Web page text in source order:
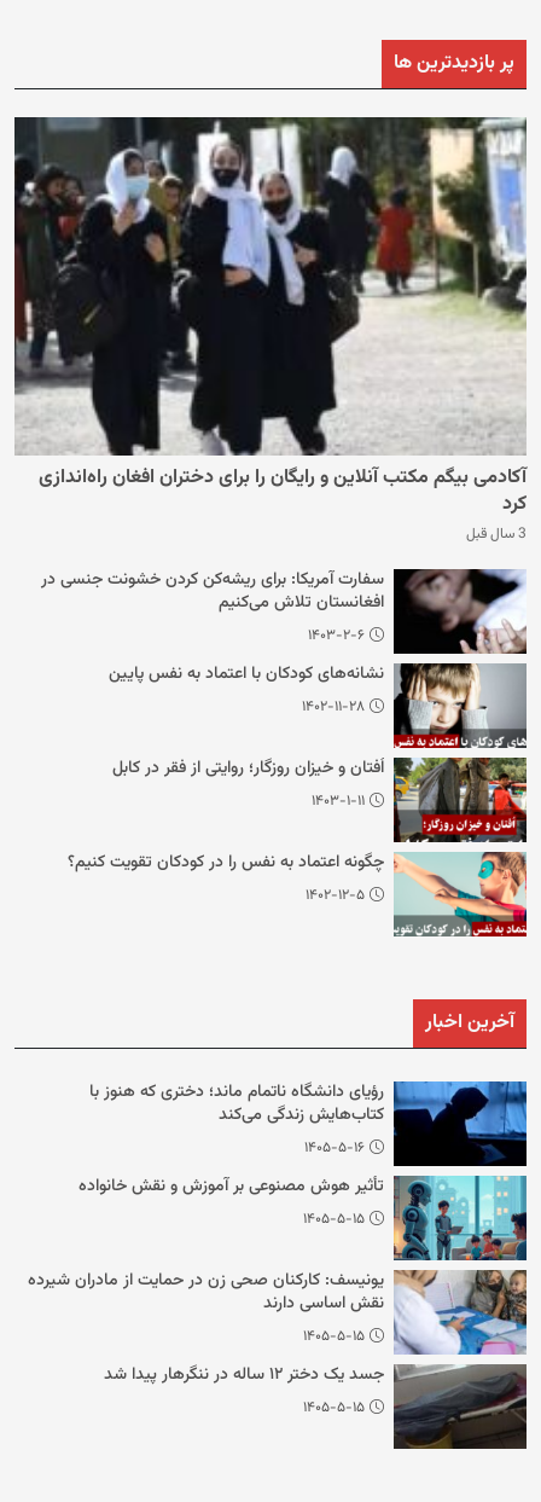
پر بازدیدترین ها
آکادمی بیگم مکتب آنلاین و رایگان را برای دختران افغان راه‌اندازی
کرد
3 سال قبل
سفارت آمریکا: برای ریشه‌کن کردن خشونت جنسی در
افغانستان تلاش می‌کنیم
۱۴۰۳-۲-۶
نشانه‌های کودکان با اعتماد به نفس پایین
۱۴۰۲-۱۱-۲۸
اُفتان و خیزان روزگار؛ روایتی از فقر در کابل
۱۴۰۳-۱-۱۱
چگونه اعتماد به نفس را در کودکان تقویت کنیم؟
۱۴۰۲-۱۲-۵
آخرین اخبار
رؤیای دانشگاه ناتمام ماند؛ دختری که هنوز با
کتاب‌هایش زندگی می‌کند
۱۴۰۵-۵-۱۶
تأثیر هوش مصنوعی بر آموزش و نقش خانواده
۱۴۰۵-۵-۱۵
یونیسف: کارکنان صحی زن در حمایت از مادران شیرده
نقش اساسی دارند
۱۴۰۵-۵-۱۵
جسد یک دختر ۱۲ ساله در ننگرهار پیدا شد
۱۴۰۵-۵-۱۵